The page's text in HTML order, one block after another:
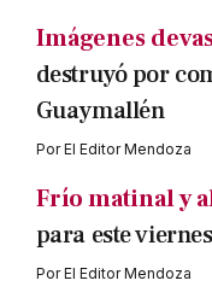
Imágenes
destruyó por
Guaymallén
PorEl Editor Mendoza
Frío matinal y
para este
PorEl Editor Mendoza